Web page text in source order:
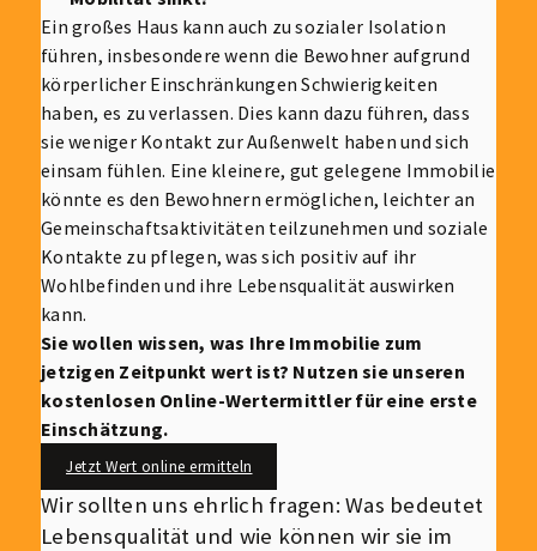
Ein großes Haus kann auch zu sozialer Isolation
führen, insbesondere wenn die Bewohner aufgrund
körperlicher Einschränkungen Schwierigkeiten
haben, es zu verlassen. Dies kann dazu führen, dass
sie weniger Kontakt zur Außenwelt haben und sich
einsam fühlen. Eine kleinere, gut gelegene Immobilie
könnte es den Bewohnern ermöglichen, leichter an
Gemeinschaftsaktivitäten teilzunehmen und soziale
Kontakte zu pflegen, was sich positiv auf ihr
Wohlbefinden und ihre Lebensqualität auswirken
kann.
Sie wollen wissen, was Ihre Immobilie zum
jetzigen Zeitpunkt wert ist? Nutzen sie unseren
kostenlosen Online-Wertermittler für eine erste
Einschätzung.
Jetzt Wert online ermitteln
Wir sollten uns ehrlich fragen: Was bedeutet
Lebensqualität und wie können wir sie im